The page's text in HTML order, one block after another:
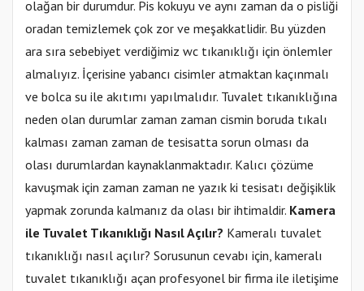
olağan bir durumdur. Pis kokuyu ve aynı zaman da o pisliği
oradan temizlemek çok zor ve meşakkatlidir. Bu yüzden
ara sıra sebebiyet verdiğimiz wc tıkanıklığı için önlemler
almalıyız. İçerisine yabancı cisimler atmaktan kaçınmalı
ve bolca su ile akıtımı yapılmalıdır. Tuvalet tıkanıklığına
neden olan durumlar zaman zaman cismin boruda tıkalı
kalması zaman zaman de tesisatta sorun olması da
olası durumlardan kaynaklanmaktadır. Kalıcı çözüme
kavuşmak için zaman zaman ne yazık ki tesisatı değişiklik
yapmak zorunda kalmanız da olası bir ihtimaldir. Kamera
ile Tuvalet Tıkanıklığı Nasıl Açılır? Kameralı tuvalet
tıkanıklığı nasıl açılır? Sorusunun cevabı için, kameralı
tuvalet tıkanıklığı açan profesyonel bir firma ile iletişime